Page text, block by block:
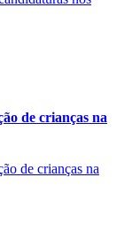
de crianças na